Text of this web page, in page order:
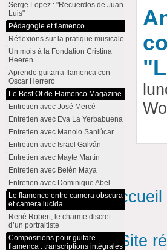
Serge Lopez : "Recuerdos de Juan
Luis"
Pédagogie et flamenco
Réflexions sur la pratique musicale
Un mois à la Fondation Cristina
Heeren
Aprende guitarra flamenca con
Oscar Herrero
Le Best Of de Flamenco Magazine
Entretien avec José Mercé
Entretien avec Eva La Yerbabuena
Entretien avec Manolo Sanlúcar
Entretien avec Israel Galván
Entretien avec Mayte Martín
Entretien avec Belén Maya
Entretien avec Dominique Abel
Le flamenco entre camera obscura
et camera lucida
René Robert, le charme discret
d’un portraitiste
Compositions pour guitare
flamenca : transcriptions intégrales
Accueil
Site